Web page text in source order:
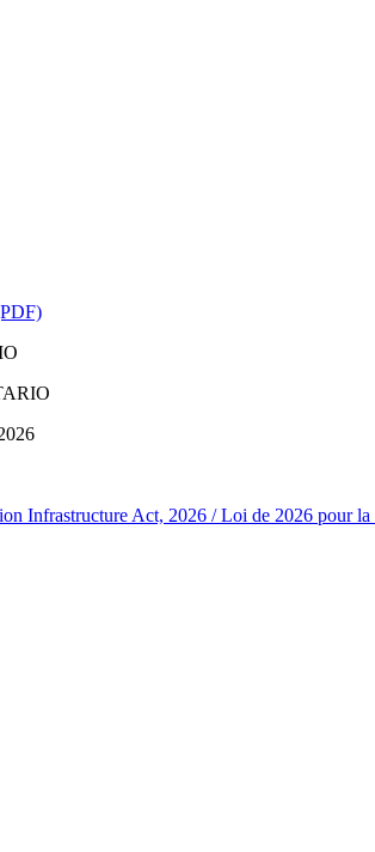
Infrastructure Act, 2026 / Loi de 2026 pour la